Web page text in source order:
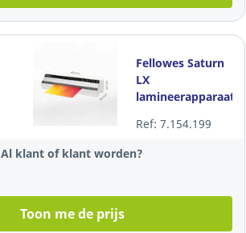
Fellowes Saturn
LX
lamineerapparaat
warmlaminatie,
A3, 125 micron
Ref: 7.154.199
Al klant of klant worden?
Toon me de prijs